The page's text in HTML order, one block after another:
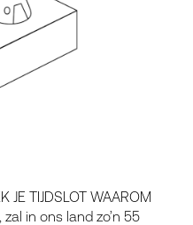
JE TIJDSLOT WAAROM
in ons land zo’n 55